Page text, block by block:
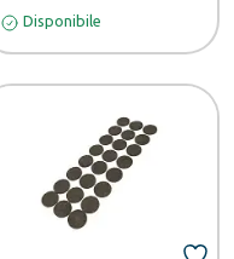
Disponibile